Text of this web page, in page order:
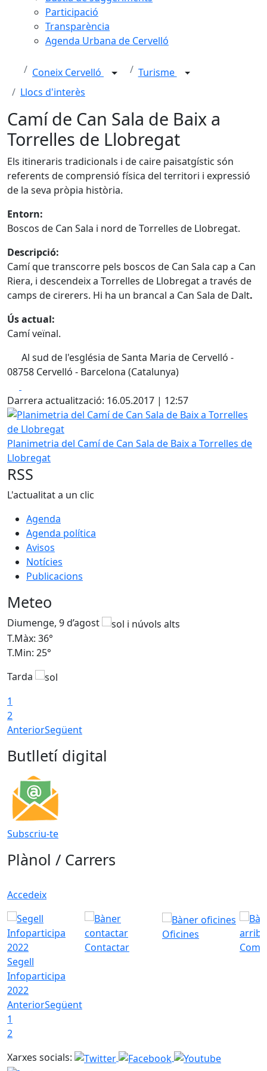
Participació
Transparència
Agenda Urbana de Cervelló
Coneix Cervelló
Turisme
Llocs d'interès
Camí de Can Sala de Baix a
Torrelles de Llobregat
Els itineraris tradicionals i de caire paisatgístic són
referents de comprensió física del territori i expressió
de la seva pròpia història.
Entorn:
Boscos de Can Sala i nord de Torrelles de Llobregat.
Descripció:
Camí que transcorre pels boscos de Can Sala cap a Can
Riera, i descendeix a Torrelles de Llobregat a través de
camps de cirerers. Hi ha un brancal a Can Sala de Dalt.
Ús actual:
Camí veïnal.
Al sud de l'església de Santa Maria de Cervelló -
08758 Cervelló - Barcelona (Catalunya)
Darrera actualització: 16.05.2017 | 12:57
Planimetria del Camí de Can Sala de Baix a Torrelles de
Planimetria del Camí de Can Sala de Baix a Torrelles de
Llobregat
RSS
L'actualitat a un clic
Agenda
Agenda política
Avisos
Notícies
Publicacions
Meteo
Diumenge, 9 d’agost
T.Màx: 36°
T.Min: 25°
Tarda
1
2
AnteriorSegüent
Butlletí digital
Subscriu-te
Plànol / Carrers
Accedeix
Segell
Infoparticipa
2022
Contactar
Oficines
Com
AnteriorSegüent
1
2
Xarxes socials: